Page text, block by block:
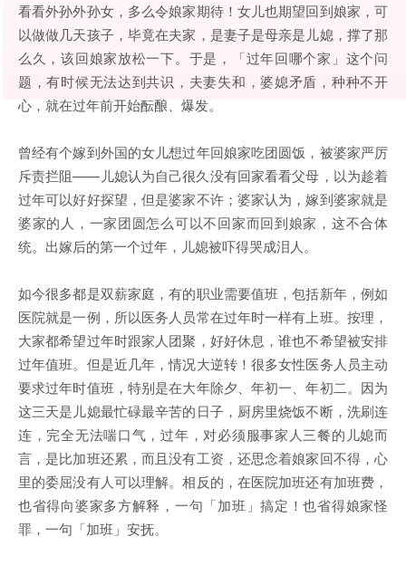
看看外孙外孙女，多么令娘家期待！女儿也期望回到娘家，可
以做做几天孩子，毕竟在夫家，是妻子是母亲是儿媳，撑了那
么久，该回娘家放松一下。于是，「过年回哪个家」这个问
题，有时候无法达到共识，夫妻失和，婆媳矛盾，种种不开
心，就在过年前开始酝酿、爆发。
曾经有个嫁到外国的女儿想过年回娘家吃团圆饭，被婆家严厉
斥责拦阻——儿媳认为自己很久没有回家看看父母，以为趁着
过年可以好好探望，但是婆家不许；婆家认为，嫁到婆家就是
婆家的人，一家团圆怎么可以不回家而回到娘家，这不合体
统。出嫁后的第一个过年，儿媳被吓得哭成泪人。
如今很多都是双薪家庭，有的职业需要值班，包括新年，例如
医院就是一例，所以医务人员常在过年时一样有上班。按理，
大家都希望过年时跟家人团聚，好好休息，谁也不希望被安排
过年值班。但是近几年，情况大逆转！很多女性医务人员主动
要求过年时值班，特别是在大年除夕、年初一、年初二。因为
这三天是儿媳最忙碌最辛苦的日子，厨房里烧饭不断，洗刷连
连，完全无法喘口气，过年，对必须服事家人三餐的儿媳而
言，是比加班还累，而且没有工资，还思念着娘家回不得，心
里的委屈没有人可以理解。相反的，在医院加班还有加班费，
也省得向婆家多方解释，一句「加班」搞定！也省得娘家怪
罪，一句「加班」安抚。